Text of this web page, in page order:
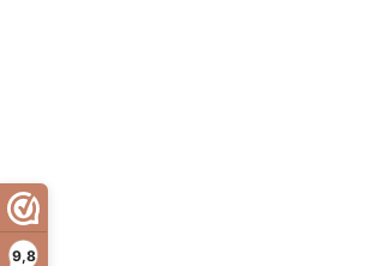
9,8